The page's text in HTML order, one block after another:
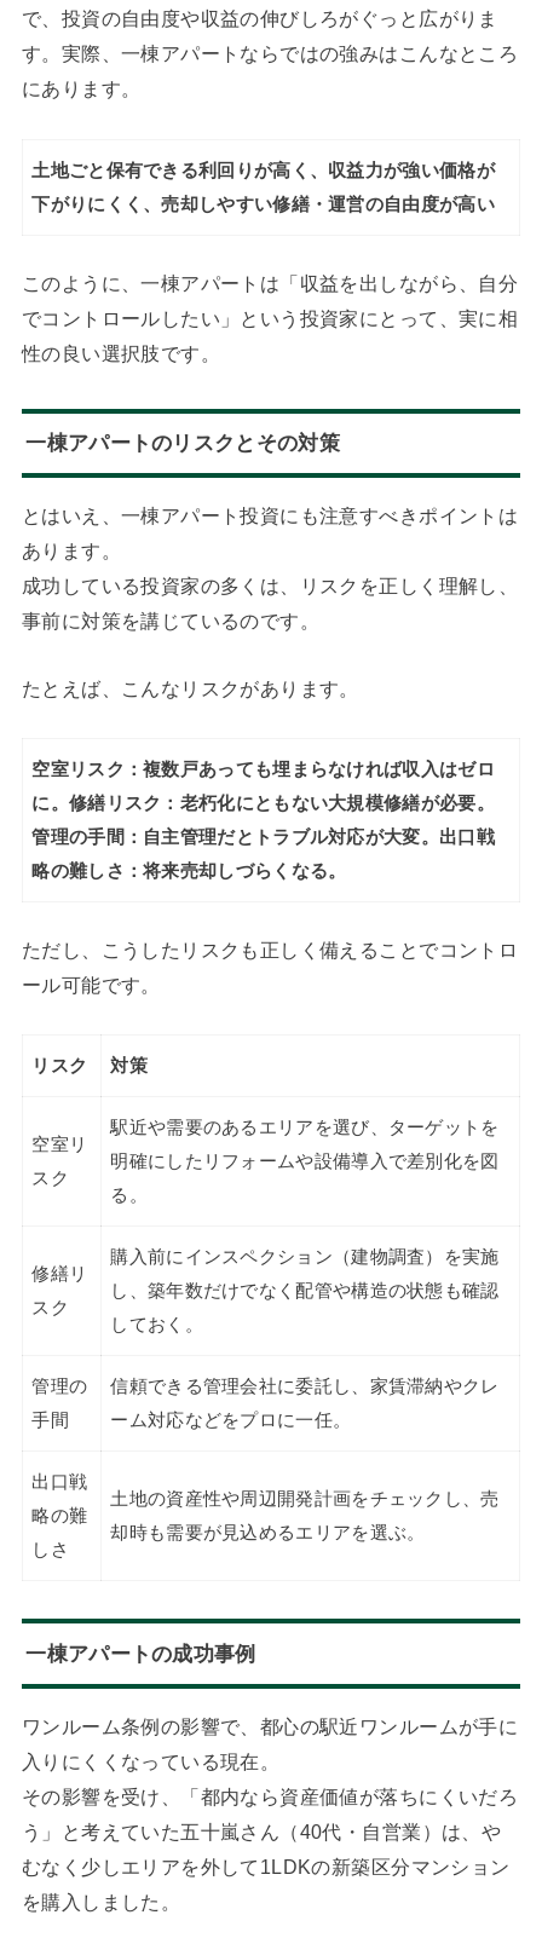
で、投資の自由度や収益の伸びしろがぐっと広がりま
す。実際、一棟アパートならではの強みはこんなところ
にあります。
土地ごと保有できる利回りが高く、収益力が強い価格が
下がりにくく、売却しやすい修繕・運営の自由度が高い
このように、一棟アパートは「収益を出しながら、自分
でコントロールしたい」という投資家にとって、実に相
性の良い選択肢です。
一棟アパートのリスクとその対策
とはいえ、一棟アパート投資にも注意すべきポイントは
あります。
成功している投資家の多くは、リスクを正しく理解し、
事前に対策を講じているのです。
たとえば、こんなリスクがあります。
空室リスク：複数戸あっても埋まらなければ収入はゼロ
に。 修繕リスク：老朽化にともない大規模修繕が必要。
管理の手間：自主管理だとトラブル対応が大変。 出口戦
略の難しさ：将来売却しづらくなる。
ただし、こうしたリスクも正しく備えることでコントロ
ール可能です。
リスク 対策
空室リ
スク
駅近や需要のあるエリアを選び、ターゲットを
明確にしたリフォームや設備導入で差別化を図
る。
修繕リ
スク
購入前にインスペクション（建物調査）を実施
し、築年数だけでなく配管や構造の状態も確認
しておく。
管理の
手間
信頼できる管理会社に委託し、家賃滞納やクレ
ーム対応などをプロに一任。
出口戦
略の難
しさ
土地の資産性や周辺開発計画をチェックし、売
却時も需要が見込めるエリアを選ぶ。
一棟アパートの成功事例
ワンルーム条例の影響で、都心の駅近ワンルームが手に
入りにくくなっている現在。
その影響を受け、「都内なら資産価値が落ちにくいだろ
う」と考えていた五十嵐さん（40代・自営業）は、や
むなく少しエリアを外して1LDKの新築区分マンション
を購入しました。